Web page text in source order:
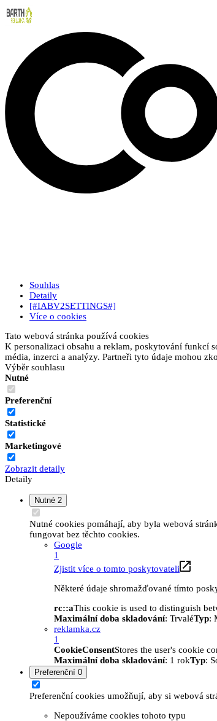
Souhlas
Detaily
[#IABV2SETTINGS#]
Více o cookies
Tato webová stránka používá cookies
K personalizaci obsahu a reklam, poskytování funkcí
média, inzerci a analýzy. Partneři tyto údaje mohou
Výběr souhlasu
Nutné
Preferenční
Statistické
Marketingové
Zobrazit detaily
Detaily
Nutné 2
Nutné cookies pomáhají, aby byla webová
fungovat bez těchto cookies.
Google
1
Zjistit více o tomto poskytovateli
Některé údaje shromažďované tímto
rc::aThis cookie is used to distinguish
Maximální doba skladování: TrvaléTyp:
reklamka.cz
1
CookieConsentStores the user's cookie
Maximální doba skladování: 1 rokTyp:
Preferenční 0
Preferenční cookies umožňují, aby si webová
Nepoužíváme cookies tohoto typu